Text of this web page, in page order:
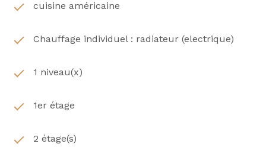
Loyer : 750 €
Dépôt de garantie : 750 €
Etat des lieux : 184,89 €
32 32.
cuisine américaine
Chauffage individuel : radiateur (electrique)
1 niveau(x)
1er étage
2 étage(s)